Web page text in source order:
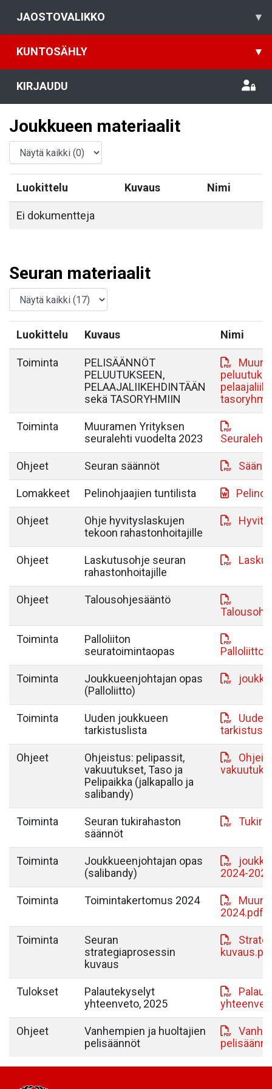
JAOSTOVALIKKO ▾
KUNTOSÄHLY ▾
KIRJAUDU
Joukkueen materiaalit
Luokittelu Kuvaus Nimi
Ei dokumentteja
Seuran materiaalit
Luokittelu Kuvaus Nimi
Toiminta
PELISÄÄNNÖT
PELUUTUKSEEN,
PELAAJALIIKEHDINTÄÄN
sekä TASORYHMIIN
Toiminta
Muuramen Yrityksen
seuralehti vuodelta 2023
Ohjeet Seuran säännöt
Lomakkeet Pelinohjaajien tuntilista
Ohjeet
Ohje hyvityslaskujen
tekoon rahastonhoitajille
Ohjeet
Laskutusohje seuran
rahastonhoitajille
Ohjeet
Talousohjesääntö
Toiminta
Palloliiton
seuratoimintaopas
Toiminta
Joukkueenjohtajan opas
(Palloliitto)
Toiminta
Uuden joukkueen
tarkistuslista
Ohjeet
Ohjeistus: pelipassit,
vakuutukset, Taso ja
Pelipaikka (jalkapallo ja
salibandy)
Toiminta
Seuran tukirahaston
säännöt
Toiminta
Joukkueenjohtajan opas
(salibandy)
2024-
Toiminta Toimintakertomus 2024
2024.pdf
Toiminta
Seuran
strategiaprosessin
kuvaus
Tulokset
Palautekyselyt
yhteenveto, 2025
Ohjeet
Vanhempien ja huoltajien
pelisäännöt